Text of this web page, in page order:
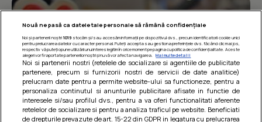
Nouă ne pasă ca datele tale personale să rămână confidențiale
Noi și partenerii noștri 1019stocăm și/sau accesăm informații pe dispozitivul dvs., precum identificatorii cookie unici
pentru prelucrarea datelor cu caracter personal. Puteți accepta sau gestiona preferințele dvs. făcând clic mai jos,
respectiv vă puteți opune utilizării unui interes legitim în orice moment pe pagina cu politica de confidențialitate. Aceste
alegeri vor fi raportate partenerilor noștri și nu vă vor afecta navigarea.
Mai multe detalii
Noi si partenerii nostri (retelele de socializare si agentiile de publicitate
partenere, precum si furnizorii nostri de servicii de date analitice)
prelucram date pentru a permite website-ului sa functioneze, pentru a
personaliza continutul si anunturile publicitare afisate in functie de
interesele si/sau profilul dvs., pentru a va oferi functionalitati aferente
retelelor de socializare si pentru a analiza traficul pe website. Beneficiati
de drepturile prevazute de art. 15-22 din GDPR in legatura cu prelucrarea